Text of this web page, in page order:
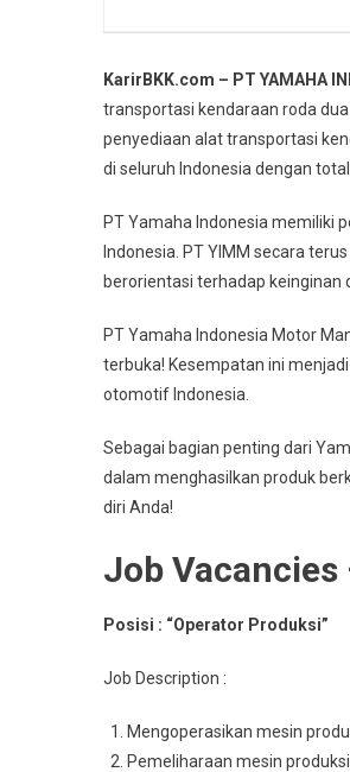
KarirBKK.com – PT YAMAHA
transportasi kendaraan roda
penyediaan alat transportasi
di seluruh Indonesia dengan
PT Yamaha Indonesia memiliki
Indonesia. PT YIMM secara
berorientasi terhadap keinginan
PT Yamaha Indonesia Motor
terbuka! Kesempatan ini
otomotif Indonesia.
Sebagai bagian penting dari
dalam menghasilkan produk
diri Anda!
Job
Posisi : “Operator Produksi”
Job Description :
Mengoperasikan mesin
Pemeliharaan mesin produksi